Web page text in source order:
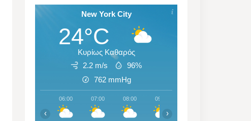
New York City
24°C
Κυρίως Καθαρός
2.2 m/s
96%
762 mmHg
06:00 07:00 08:00 09:00
‹ ›